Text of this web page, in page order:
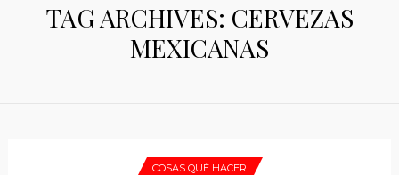
TAG ARCHIVES: CERVEZAS
MEXICANAS
COSAS QUÉ HACER